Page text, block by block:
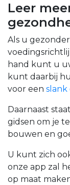
Leer
Als u
hand kunt u
kunt daarbij
voor een slank
Daarnaast
gidsen om je
bouwen en
U kunt zich
onze app zal
op maat